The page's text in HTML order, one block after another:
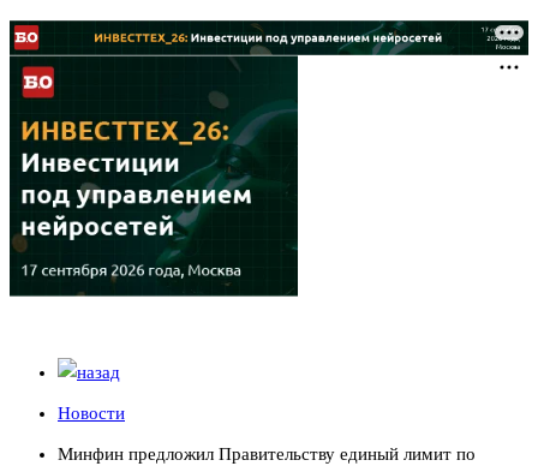
Новости
Минфин предложил Правительству единый лимит по